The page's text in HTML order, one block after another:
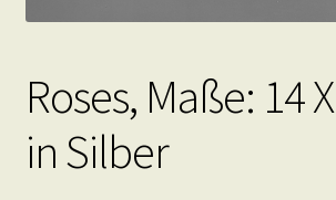
Roses, Maße: 14
in Silber